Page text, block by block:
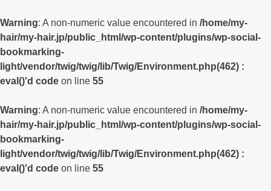
Warning: A non-numeric value encountered in /home/my-
hair/my-hair.jp/public_html/wp-content/plugins/wp-social-
bookmarking-
light/vendor/twig/twig/lib/Twig/Environment.php(462) :
eval()'d code on line 55
Warning: A non-numeric value encountered in /home/my-
hair/my-hair.jp/public_html/wp-content/plugins/wp-social-
bookmarking-
light/vendor/twig/twig/lib/Twig/Environment.php(462) :
eval()'d code on line 55